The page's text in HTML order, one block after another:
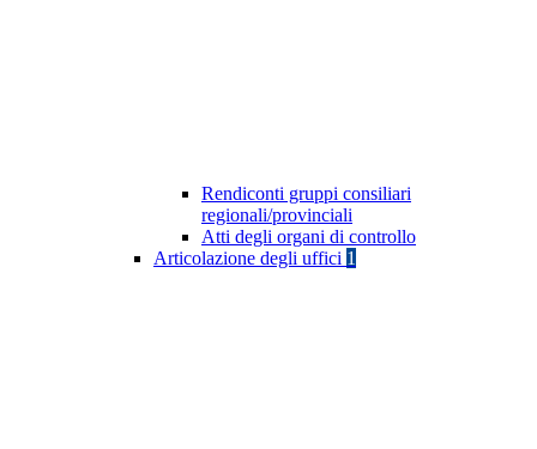
Rendiconti gruppi consiliari
regionali/provinciali
Atti degli organi di controllo
Articolazione degli uffici 1